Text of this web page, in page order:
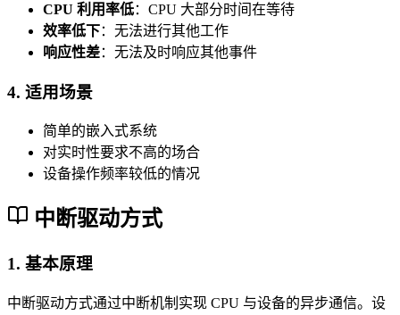
CPU 利用率低：CPU 大部分时间在等待
效率低下：无法进行其他工作
响应性差：无法及时响应其他事件
4. 适用场景
简单的嵌入式系统
对实时性要求不高的场合
设备操作频率较低的情况
中断驱动方式
1. 基本原理
中断驱动方式通过中断机制实现 CPU 与设备的异步通信。设